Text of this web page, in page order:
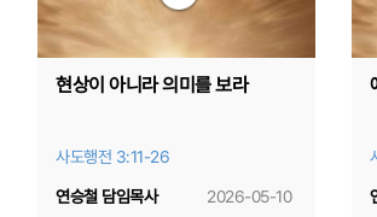
현상이 아니라 의미를 보라
사도행전 3:11-26
2026-05-10
연승철 담임목사